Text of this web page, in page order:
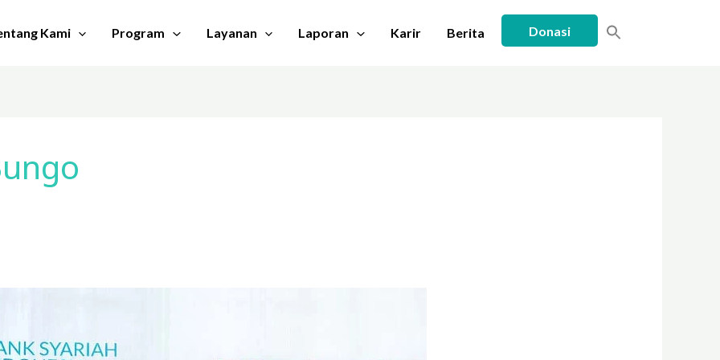
Kami Program Layanan Laporan Karir Berita Donasi